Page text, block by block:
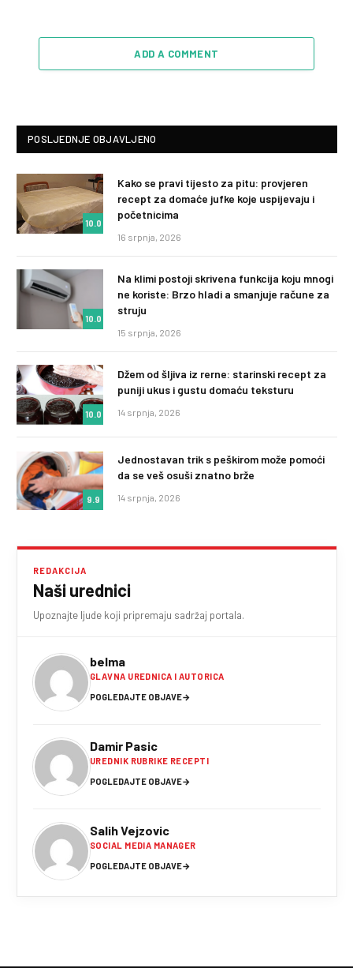
ADD A COMMENT
POSLJEDNJE OBJAVLJENO
10.0
Kako se pravi tijesto za pitu: provjeren
recept za domaće jufke koje uspijevaju i
početnicima
16 srpnja, 2026
10.0
Na klimi postoji skrivena funkcija koju mnogi
ne koriste: Brzo hladi a smanjuje račune za
struju
15 srpnja, 2026
10.0
Džem od šljiva iz rerne: starinski recept za
puniji ukus i gustu domaću teksturu
14 srpnja, 2026
9.9
Jednostavan trik s peškirom može pomoći
da se veš osuši znatno brže
14 srpnja, 2026
REDAKCIJA
Naši urednici
Upoznajte ljude koji pripremaju sadržaj portala.
belma
GLAVNA UREDNICA I AUTORICA
POGLEDAJTE OBJAVE→
Damir Pasic
UREDNIK RUBRIKE RECEPTI
POGLEDAJTE OBJAVE→
Salih Vejzovic
SOCIAL MEDIA MANAGER
POGLEDAJTE OBJAVE→